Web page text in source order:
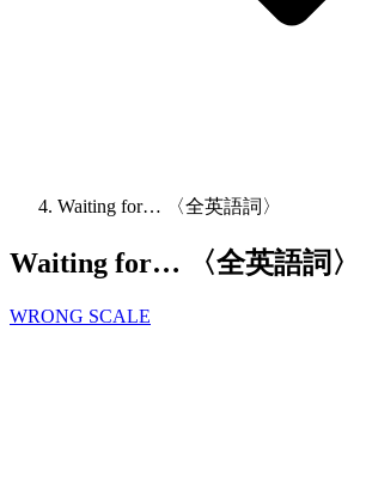
Waiting for… 〈全英語詞〉
Waiting for… 〈全英語詞〉
WRONG SCALE